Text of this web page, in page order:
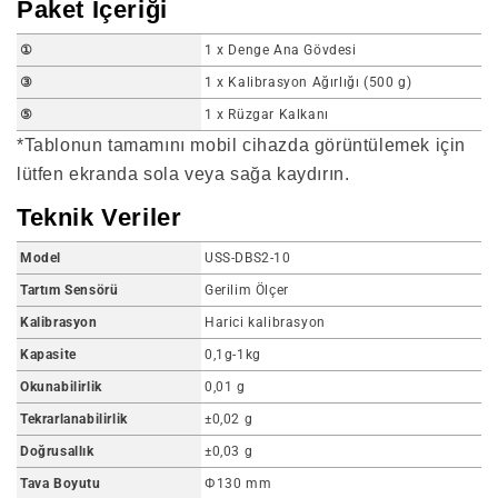
Paket İçeriği
① 1 x Denge Ana Gövdesi
③ 1 x Kalibrasyon Ağırlığı (500 g)
⑤ 1 x Rüzgar Kalkanı
*Tablonun tamamını mobil cihazda görüntülemek için
lütfen ekranda sola veya sağa kaydırın.
Teknik Veriler
Model USS-DBS2-10
Tartım Sensörü Gerilim Ölçer
Kalibrasyon Harici kalibrasyon
Kapasite 0,1g-1kg
Okunabilirlik 0,01 g
Tekrarlanabilirlik ±0,02 g
Doğrusallık ±0,03 g
Tava Boyutu Φ130 mm